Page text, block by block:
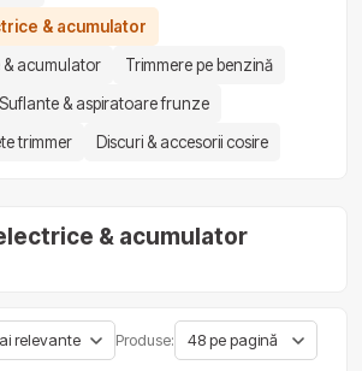
& acumulator
& acumulator
Trimmere pe benzină
Suflante & aspiratoare frunze
trimmer
Discuri & accesorii cosire
& acumulator
Produse: